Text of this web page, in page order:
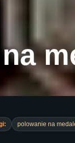
polowanie na